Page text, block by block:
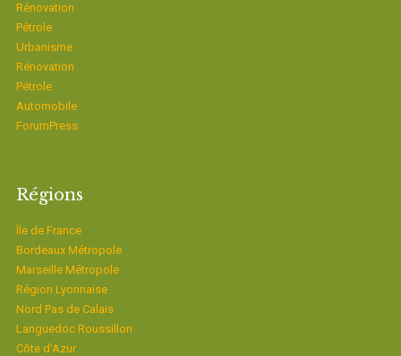
Rénovation
Pétrole
Urbanisme
Rénovation
Pétrole
Automobile
ForumPress
Régions
Ïle de France
Bordeaux Métropole
Marseille Métropole
Région Lyonnaise
Nord Pas de Calais
Languedoc Roussillon
Côte d’Azur